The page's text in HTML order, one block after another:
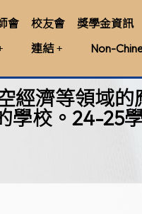
會 校友會 獎學金資訊
連結 Non-
經濟等領域的
學校。24-25